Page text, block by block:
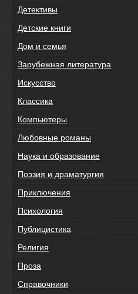
Детективы
Детские книги
Дом и семья
Зарубежная литература
Искусство
Классика
Компьютеры
Любовные романы
Наука и образование
Поэзия и драматургия
Приключения
Психология
Публицистика
Религия
Проза
Справочники